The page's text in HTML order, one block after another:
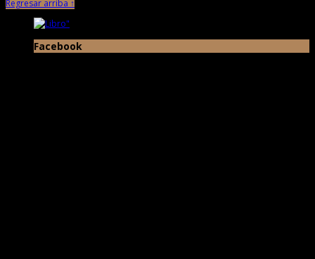
Regresar arriba ↑
Facebook